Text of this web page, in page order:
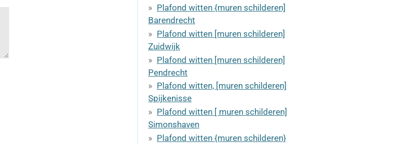
Plafond witten {muren schilderen]
Barendrecht
Plafond witten [muren schilderen]
Zuidwijk
Plafond witten [muren schilderen]
Pendrecht
Plafond witten, [muren schilderen]
Spijkenisse
Plafond witten [ muren schilderen]
Simonshaven
Plafond witten {muren schilderen}